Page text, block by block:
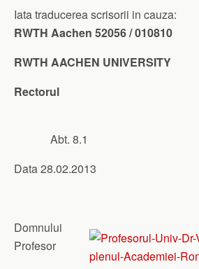
Iata traducerea scrisorii in cauza:
RWTH Aachen 52056 / 010810
RWTH AACHEN UNIVERSITY
Rectorul
Abt. 8.1
Data 28.02.2013
Domnului
Profesor